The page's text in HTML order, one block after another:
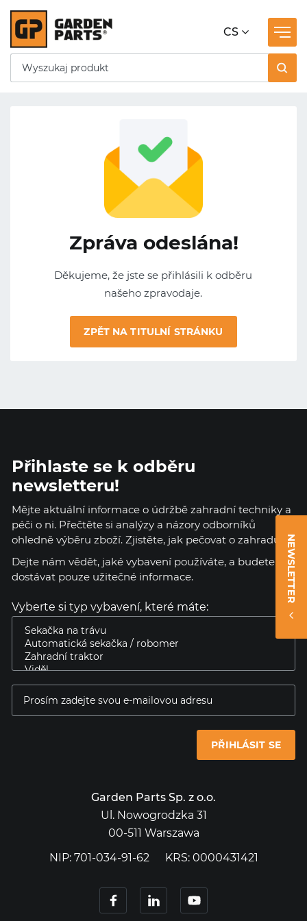
CS
Zpráva odeslána!
Děkujeme, že jste se přihlásili k odběru
našeho zpravodaje.
ZPĚT NA TITULNÍ STRÁNKU
NEWSLETTER
Přihlaste se k odběru
newsletteru!
Mějte aktuální informace o údržbě zahradní techniky a
péči o ni. Přečtěte si analýzy a názory odborníků
ohledně výběru zboží. Zjistěte, jak pečovat o zahradu.
Dejte nám vědět, jaké vybavení používáte, a budete
dostávat pouze užitečné informace.
Vyberte si typ vybavení, které máte:
PŘIHLÁSIT SE
Garden Parts Sp. z o.o.
Ul. Nowogrodzka 31
00-511 Warszawa
NIP: 701-034-91-62
KRS: 0000431421